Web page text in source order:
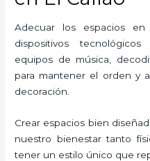
Adecuar los espacios
dispositivos
equipos de música,
para mantener el orden y
decoración.
Crear espacios bien
nuestro bienestar tanto
tener un estilo único que